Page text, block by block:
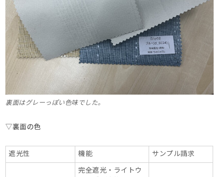
裏面はグレーっぽい色味でした。
▽裏面の色
遮光性 機能 サンプル請求
完全遮光・ライトウ